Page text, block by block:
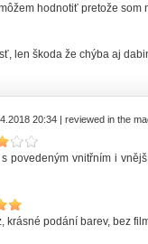
hodnotiť pretože som
len škoda že chýba aj
20:34 | reviewed in the
povedeným vnitřním i
krásné podání barev, bez